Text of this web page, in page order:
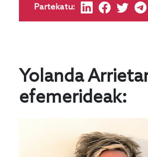
Partekatu:
Yolanda
efemerideak: